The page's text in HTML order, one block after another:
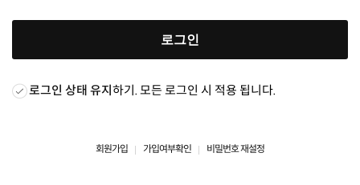
로그인
로그인 상태 유지하기. 모든 로그인 시 적용 됩니다.
회원가입 가입여부확인 비밀번호 재설정